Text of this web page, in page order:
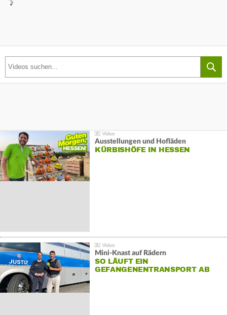
Ausstellungen und Hofläden
KÜRBISHÖFE IN HESSEN
Mini-Knast auf Rädern
SO LÄUFT EIN
GEFANGENENTRANSPORT AB